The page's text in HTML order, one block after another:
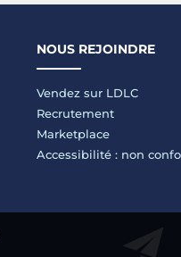
NOUS REJOINDRE
Vendez sur LDLC
Recrutement
Marketplace
Accessibilité : non